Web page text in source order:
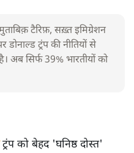
टैरिफ़, सख़्त इमिग्रेशन
ट्रंप की नीतियों से
अब सिर्फ 39% भारतीयों को
ट्रंप को बेहद 'घनिष्ठ दोस्त'